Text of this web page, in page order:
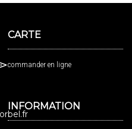
CARTE
commander en ligne
INFORMATION